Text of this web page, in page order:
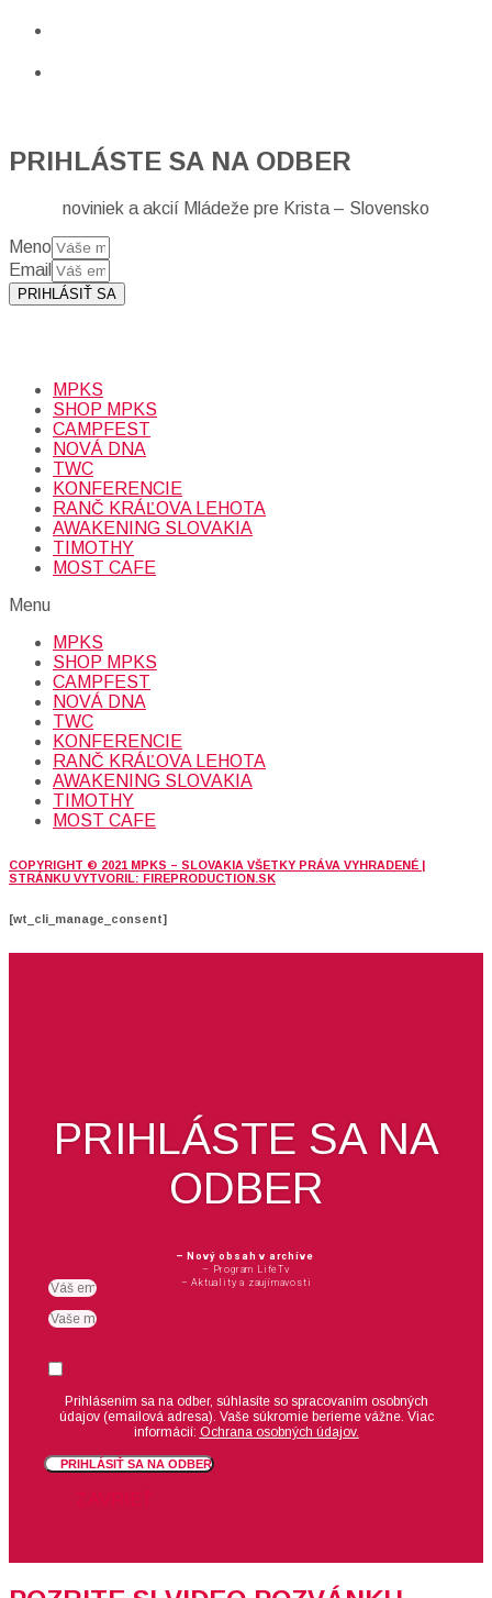
PRIHLÁSTE SA NA ODBER
noviniek a akcií Mládeže pre Krista – Slovensko
Meno
Email
PRIHLÁSIŤ SA
MPKS
SHOP MPKS
CAMPFEST
NOVÁ DNA
TWC
KONFERENCIE
RANČ KRÁĽOVA LEHOTA
AWAKENING SLOVAKIA
TIMOTHY
MOST CAFE
Menu
MPKS
SHOP MPKS
CAMPFEST
NOVÁ DNA
TWC
KONFERENCIE
RANČ KRÁĽOVA LEHOTA
AWAKENING SLOVAKIA
TIMOTHY
MOST CAFE
COPYRIGHT © 2021 MPKS – SLOVAKIA VŠETKY PRÁVA VYHRADENÉ |
STRÁNKU VYTVORIL: FIREPRODUCTION.SK
[wt_cli_manage_consent]
PRIHLÁSTE SA NA
ODBER
– Nový obsah v archíve
– Program LifeTv
– Aktuality a zaujímavosti
Prihlásením sa na odber, súhlasíte so spracovaním osobných
údajov (emailová adresa). Vaše súkromie berieme vážne. Viac
informácií: Ochrana osobných údajov.
PRIHLÁSIŤ SA NA ODBER